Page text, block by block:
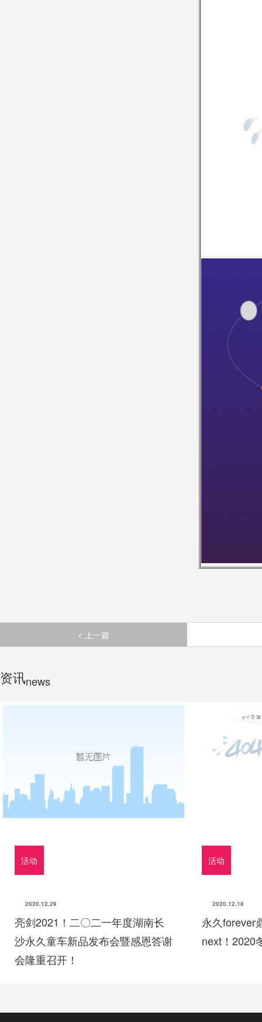
< 上一篇
资讯news
活动
2020.12.29
亮剑2021！二〇二一年度湖南长
沙永久童车新品发布会暨感恩答谢
会隆重召开！
活动
2020.12.18
永久forever
next！2020